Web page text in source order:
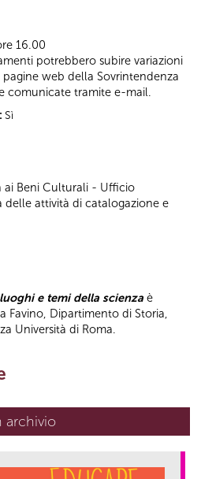
16.00
potrebbero subire variazioni
web della Sovrintendenza
comunicate tramite e-mail.
Sì
ai Beni Culturali - Ufficio
attività di catalogazione e
e temi della scienza è
Favino, Dipartimento di Storia,
Università di Roma.
archivio